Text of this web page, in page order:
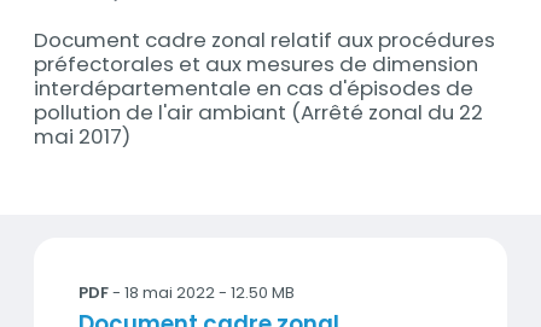
Description
Document cadre zonal relatif aux procédures
préfectorales et aux mesures de dimension
interdépartementale en cas d'épisodes de
pollution de l'air ambiant (Arrêté zonal du 22
mai 2017)
PDF- 18 mai 2022 - 12.50 MB